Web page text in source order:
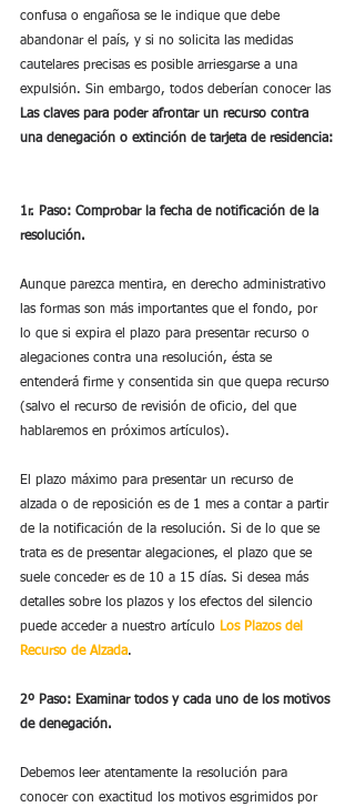
confusa o engañosa se le indique que debe
abandonar el país, y si no solicita las medidas
cautelares precisas es posible arriesgarse a una
expulsión. Sin embargo, todos deberían conocer las
Las claves para poder afrontar un recurso contra
una denegación o extinción de tarjeta de residencia:
1r. Paso: Comprobar la fecha de notificación de la
resolución.
Aunque parezca mentira, en derecho administrativo
las formas son más importantes que el fondo, por
lo que si expira el plazo para presentar recurso o
alegaciones contra una resolución, ésta se
entenderá firme y consentida sin que quepa recurso
(salvo el recurso de revisión de oficio, del que
hablaremos en próximos artículos).
El plazo máximo para presentar un recurso de
alzada o de reposición es de 1 mes a contar a partir
de la notificación de la resolución. Si de lo que se
trata es de presentar alegaciones, el plazo que se
suele conceder es de 10 a 15 días. Si desea más
detalles sobre los plazos y los efectos del silencio
puede acceder a nuestro artículo Los Plazos del
Recurso de Alzada.
2º Paso: Examinar todos y cada uno de los motivos
de denegación.
Debemos leer atentamente la resolución para
conocer con exactitud los motivos esgrimidos por